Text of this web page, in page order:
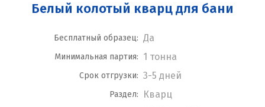
Белый колотый кварц для бани
Бесплатный образец: Да
Минимальная партия: 1 тонна
Срок отгрузки: 3-5 дней
Раздел: Кварц